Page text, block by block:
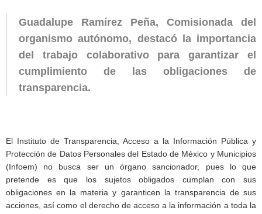
Guadalupe Ramírez Peña, Comisionada del
organismo autónomo, destacó la importancia
del trabajo colaborativo para garantizar el
cumplimiento de las obligaciones de
transparencia.
El Instituto de Transparencia, Acceso a la Información Pública y
Protección de Datos Personales del Estado de México y Municipios
(Infoem) no busca ser un órgano sancionador, pues lo que
pretende es que los sujetos obligados cumplan con sus
obligaciones en la materia y garanticen la transparencia de sus
acciones, así como el derecho de acceso a la información a toda la